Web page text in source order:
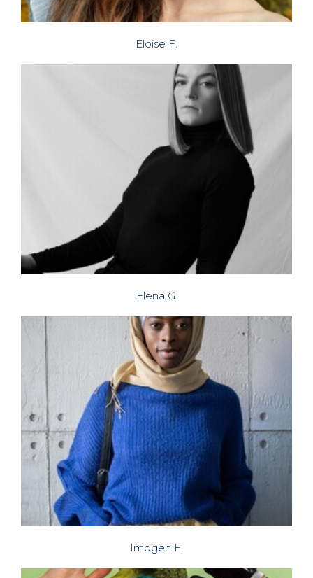
Eloise F.
Elena G.
Imogen F.